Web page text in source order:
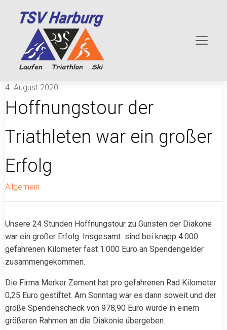
4. August 2020
Hoffnungstour der
Triathleten war ein großer
Erfolg
Allgemein
Unsere 24 Stunden Hoffnungstour zu Gunsten der Diakone
war ein großer Erfolg. Insgesamt sind bei knapp 4.000
gefahrenen Kilometer fast 1.000 Euro an Spendengelder
zusammengekommen.
Die Firma Merker Zement hat pro gefahrenen Rad Kilometer
0,25 Euro gestiftet. Am Sonntag war es dann soweit und der
große Spendenscheck von 978,90 Euro wurde in einem
größeren Rahmen an die Diakonie übergeben.